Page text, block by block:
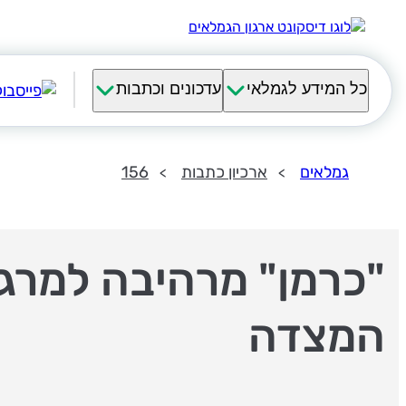
כל המידע לגמלאי עדכונים וכתבות
גמלאים ארכיון כתבות 156
"כרמן" מרהיבה
המצדה